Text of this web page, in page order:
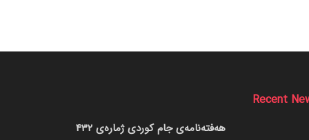
Recent
هەفتەنامەی جام کوردی ژمارەی 432